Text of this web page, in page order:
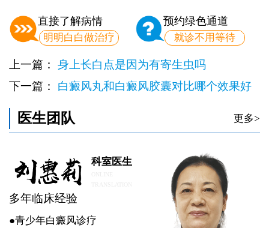
直接了解病情
明明白白做治疗
预约绿色通道
就诊不用等待
上一篇： 身上长白点是因为有寄生虫吗
下一篇： 白癜风丸和白癜风胶囊对比哪个效果好
医生团队 更多>
科室医生
多年临床经验
●青少年白癜风诊疗